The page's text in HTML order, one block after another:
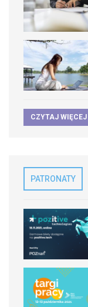
CZYTAJ WIĘCEJ
PATRONATY